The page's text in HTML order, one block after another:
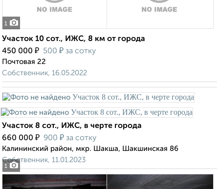
1
Участок 10 сот., ИЖС, 8 км от города
450 000 ₽ 500 ₽ за сотку
Почтовая 22
Собственник, 16.05.2022
1
Участок 8 сот., ИЖС, в черте города
660 000 ₽ 900 ₽ за сотку
Калининский район, мкр. Шакша, Шакшинская 86
Собственник, 11.01.2023